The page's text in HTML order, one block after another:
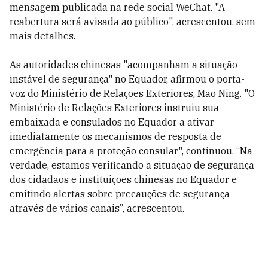
mensagem publicada na rede social WeChat. "A
reabertura será avisada ao público", acrescentou, sem
mais detalhes.
As autoridades chinesas "acompanham a situação
instável de segurança" no Equador, afirmou o porta-
voz do Ministério de Relações Exteriores, Mao Ning. "O
Ministério de Relações Exteriores instruiu sua
embaixada e consulados no Equador a ativar
imediatamente os mecanismos de resposta de
emergência para a proteção consular", continuou. “Na
verdade, estamos verificando a situação de segurança
dos cidadãos e instituições chinesas no Equador e
emitindo alertas sobre precauções de segurança
através de vários canais”, acrescentou.